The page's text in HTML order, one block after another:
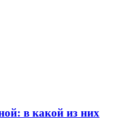
в какой из них